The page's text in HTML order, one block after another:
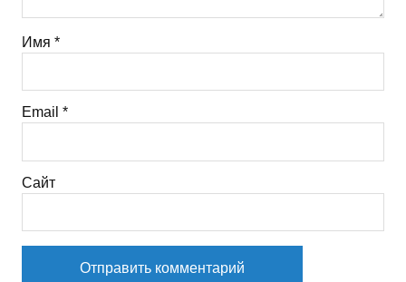
Имя *
Email *
Сайт